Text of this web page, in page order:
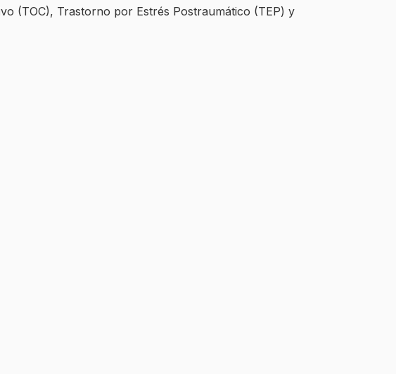
(TOC), Trastorno por Estrés Postraumático (TEP) y